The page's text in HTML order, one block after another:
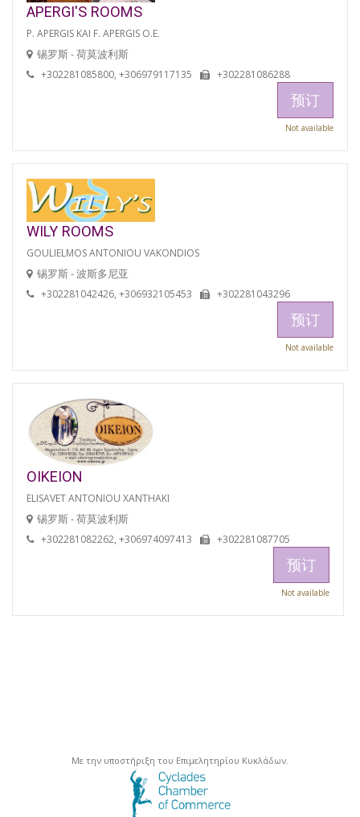
APERGI'S ROOMS
P. APERGIS KAI F. APERGIS O.E.
锡罗斯 - 荷莫波利斯
+302281085800, +306979117135 +302281086288
预订
Not available
WILY ROOMS
GOULIELMOS ANTONIOU VAKONDIOS
锡罗斯 - 波斯多尼亚
+302281042426, +306932105453 +302281043296
预订
Not available
OIKEION
ELISAVET ANTONIOU XANTHAKI
锡罗斯 - 荷莫波利斯
+302281082262, +306974097413 +302281087705
预订
Not available
Με την υποστήριξη του Επιμελητηρίου Κυκλάδων.